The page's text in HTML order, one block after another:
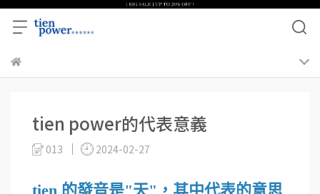
tien power的代表意義
013 2024-02-27
tien 的發音是"天"，其中代表的意思